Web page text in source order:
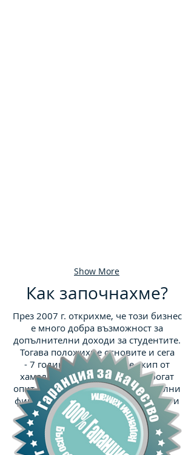
Show More
Как започнахме?
През 2007 г. открихме, че този бизнес
е много добра възможност за
допълнителни доходи за студентите.
Тогава положихме основите и сега
- 7 години по-късно, сме екип от
хамали - професионалисти с богат
опит зад гърба си и стотици доволни
фирми и други клиенти във Варна и
София.